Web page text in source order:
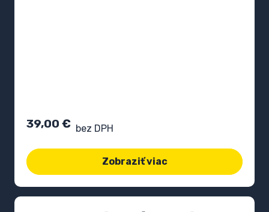
39,00 € bez DPH
Zobraziť viac